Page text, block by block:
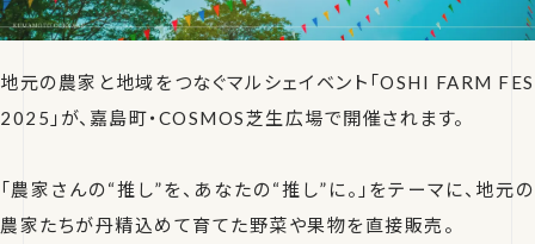
地元の農家と地域をつなぐマルシェイベント「OSHI FARM FES
2025」が、嘉島町・COSMOS芝生広場で開催されます。
「農家さんの“推し”を、あなたの“推し”に。」をテーマに、地元の
農家たちが丹精込めて育てた野菜や果物を直接販売。